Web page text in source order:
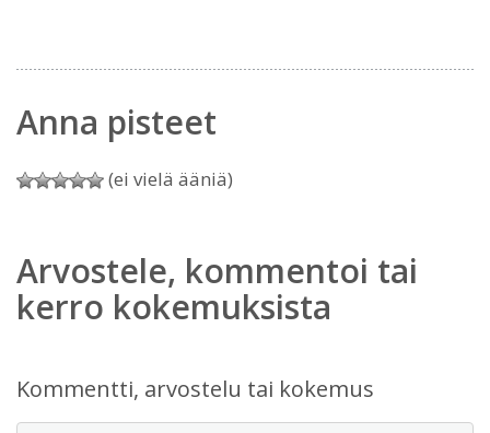
Anna pisteet
(ei vielä ääniä)
Arvostele, kommentoi tai
kerro kokemuksista
Kommentti, arvostelu tai kokemus